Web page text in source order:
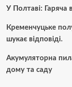
У Полтаві: Гаряча
Кременчуцьке
шукає відповіді.
Акумуляторна
дому та саду